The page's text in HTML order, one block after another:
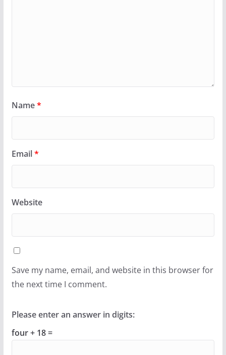
Name*
Email*
Website
Save my name, email, and website in this browser for
the next time I comment.
Please enter an answer in digits:
four + 18 =